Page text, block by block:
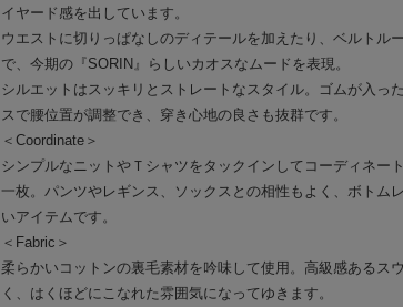
イヤード感を出しています。
ウエストに切りっぱなしのディテールを加えたり、ベルトル
で、今期の『SORIN』らしいカオスなムードを表現。
シルエットはスッキリとストレートなスタイル。ゴムが入っ
スで腰位置が調整でき、穿き心地の良さも抜群です。
＜Coordinate＞
シンプルなニットやＴシャツをタックインしてコーディネー
一枚。パンツやレギンス、ソックスとの相性もよく、ボトム
いアイテムです。
＜Fabric＞
柔らかいコットンの裏毛素材を吟味して使用。高級感あるス
く、はくほどにこなれた雰囲気になってゆきます。